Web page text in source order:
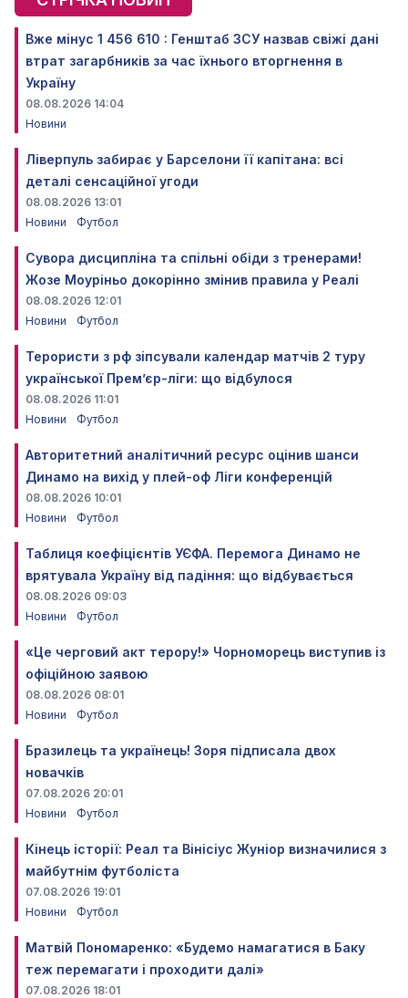
Вже мінус 1 456 610 : Генштаб ЗСУ назвав свіжі дані
втрат загарбників за час їхнього вторгнення в
Україну
08.08.2026 14:04
Новини
Ліверпуль забирає у Барселони її капітана: всі
деталі сенсаційної угоди
08.08.2026 13:01
Новини
Футбол
Сувора дисципліна та спільні обіди з тренерами!
Жозе Моуріньо докорінно змінив правила у Реалі
08.08.2026 12:01
Новини
Футбол
Терористи з рф зіпсували календар матчів 2 туру
української Прем’єр-ліги: що відбулося
08.08.2026 11:01
Новини
Футбол
Авторитетний аналітичний ресурс оцінив шанси
Динамо на вихід у плей-оф Ліги конференцій
08.08.2026 10:01
Новини
Футбол
Таблиця коефіцієнтів УЄФА. Перемога Динамо не
врятувала Україну від падіння: що відбувається
08.08.2026 09:03
Новини
Футбол
«Це черговий акт терору!» Чорноморець виступив із
офіційною заявою
08.08.2026 08:01
Новини
Футбол
Бразилець та українець! Зоря підписала двох
новачків
07.08.2026 20:01
Новини
Футбол
Кінець історії: Реал та Вінісіус Жуніор визначилися з
майбутнім футболіста
07.08.2026 19:01
Новини
Футбол
Матвій Пономаренко: «Будемо намагатися в Баку
теж перемагати і проходити далі»
07.08.2026 18:01